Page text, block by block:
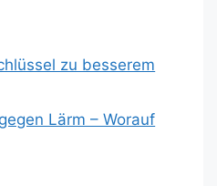
zu besserem
Lärm – Worauf